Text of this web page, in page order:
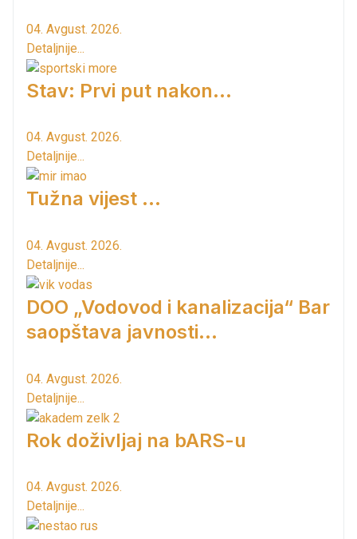
04. Avgust. 2026.
Detaljnije...
Stav: Prvi put nakon…
04. Avgust. 2026.
Detaljnije...
Tužna vijest ...
04. Avgust. 2026.
Detaljnije...
DOO „Vodovod i kanalizacija“ Bar
saopštava javnosti...
04. Avgust. 2026.
Detaljnije...
Rok doživljaj na bARS-u
04. Avgust. 2026.
Detaljnije...